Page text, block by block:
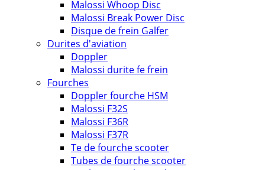
Malossi Whoop Disc
Malossi Break Power Disc
Disque de frein Galfer
Durites d'aviation
Doppler
Malossi durite fe frein
Fourches
Doppler fourche HSM
Malossi F32S
Malossi F36R
Malossi F37R
Te de fourche scooter
Tubes de fourche scooter